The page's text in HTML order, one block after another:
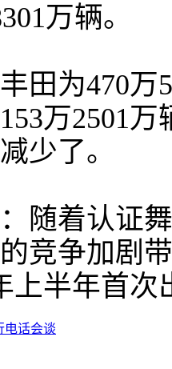
万辆。
田为470万
万2501
少了。
随着认证
竞争加剧
上半年首次
电话会谈